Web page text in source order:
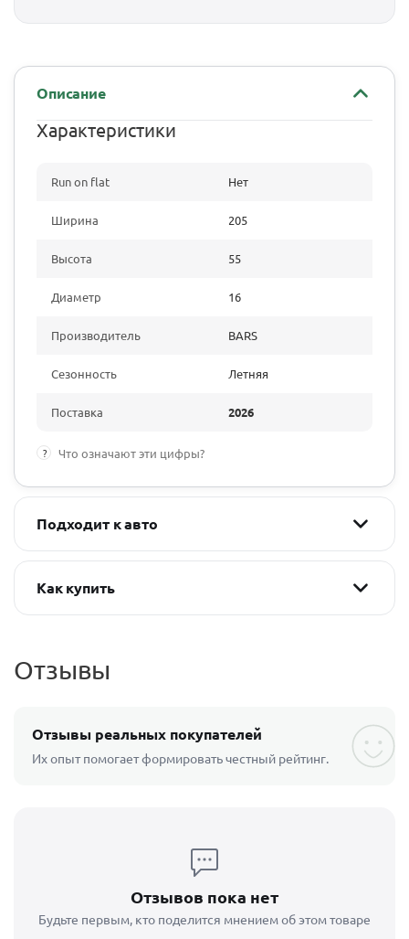
Описание
Характеристики
Run on flat Нет
Ширина 205
Высота 55
Диаметр 16
Производитель BARS
Сезонность Летняя
Поставка 2026
? Что означают эти цифры?
Подходит к авто
Как купить
Отзывы
Отзывы реальных покупателей
Их опыт помогает формировать честный рейтинг.
Отзывов пока нет
Будьте первым, кто поделится мнением об этом товаре